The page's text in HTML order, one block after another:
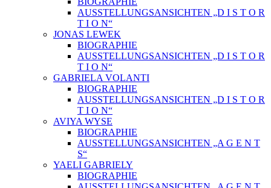
AUSSTELLUNGSANSICHTEN „D I S T O R
T I O N“
JONAS LEWEK
BIOGRAPHIE
AUSSTELLUNGSANSICHTEN „D I S T O R
T I O N“
GABRIELA VOLANTI
BIOGRAPHIE
AUSSTELLUNGSANSICHTEN „D I S T O R
T I O N“
AVIYA WYSE
BIOGRAPHIE
AUSSTELLUNGSANSICHTEN „A G E N T
S“
YAELI GABRIELY
BIOGRAPHIE